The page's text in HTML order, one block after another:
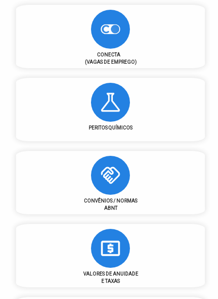
CONECTA
(VAGAS DE EMPREGO)
PERITOS QUÍMICOS
CONVÊNIOS / NORMAS
ABNT
VALORES DE ANUIDADE
E TAXAS